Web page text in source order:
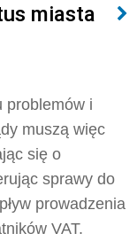
miasta
problemów i
muszą więc
się o
sprawy do
prowadzenia
VAT.